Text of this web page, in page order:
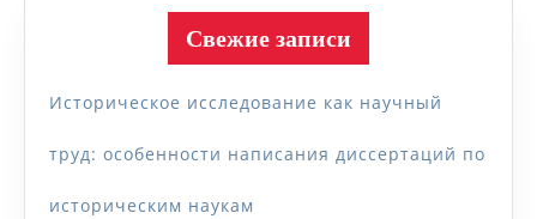
Свежие записи
Историческое исследование как научный
труд: особенности написания диссертаций по
историческим наукам